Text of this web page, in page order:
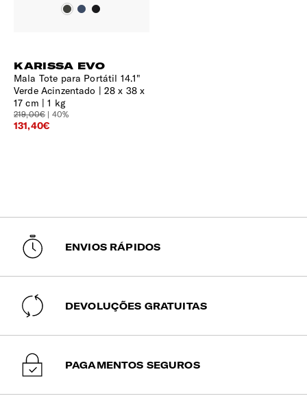
KARISSA EVO
Mala Tote para Portátil 14.1"
Verde Acinzentado
28 x 38 x
17 cm | 1 kg
219,00€ | 40%
131,40€
ENVIOS RÁPIDOS
DEVOLUÇÕES GRATUITAS
PAGAMENTOS SEGUROS